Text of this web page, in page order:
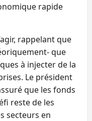
rapide
rappelant que
que
à injecter de la
Le président
que les fonds
reste de les
secteurs en